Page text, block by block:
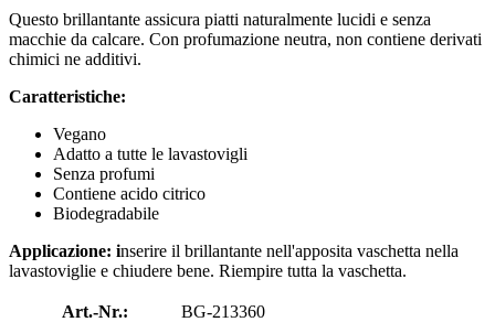
Questo brillantante assicura piatti naturalmente lucidi e senza
macchie da calcare. Con profumazione neutra, non contiene derivati
chimici ne additivi.
Caratteristiche:
Vegano
Adatto a tutte le lavastovigli
Senza profumi
Contiene acido citrico
Biodegradabile
Applicazione: inserire il brillantante nell'apposita vaschetta nella
lavastoviglie e chiudere bene. Riempire tutta la vaschetta.
Art.-Nr.:
BG-213360